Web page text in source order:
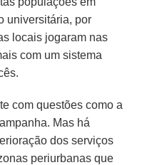
universitária, por
locais jogaram nas
com um sistema
com questões como a
Mas há
dos serviços
periurbanas que